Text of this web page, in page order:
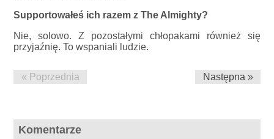
Supportowałeś ich razem z The Almighty?
Nie, solowo. Z pozostałymi chłopakami również się
przyjaźnię. To wspaniali ludzie.
« Poprzednia Następna »
Komentarze